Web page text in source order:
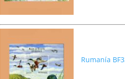
Rumanía